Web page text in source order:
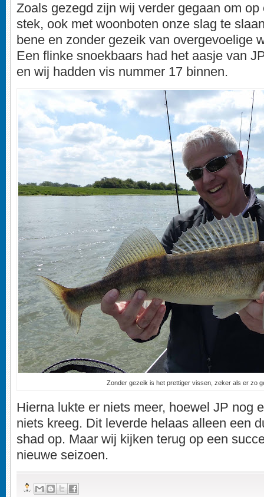
Zoals gezegd zijn wij verder gegaan om
stek, ook met woonboten onze slag te
bene en zonder gezeik van overgevoelige
Een flinke snoekbaars had het aasje van
en wij hadden vis nummer 17 binnen.
Zonder gezeik is het prettiger vissen, zeker als er zo
Hierna lukte er niets meer, hoewel JP nog
niets kreeg. Dit leverde helaas alleen een
shad op. Maar wij kijken terug op een
nieuwe seizoen.